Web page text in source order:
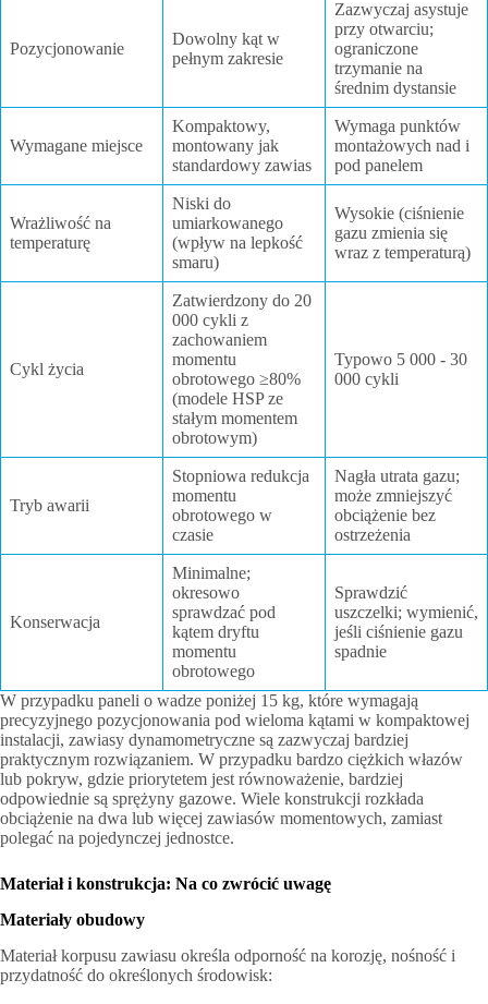
Pozycjonowanie
Dowolny kąt w
pełnym zakresie
Zazwyczaj asystuje
przy otwarciu;
ograniczone
trzymanie na
średnim dystansie
Wymagane miejsce
Kompaktowy,
montowany jak
standardowy zawias
Wymaga punktów
montażowych nad i
pod panelem
Wrażliwość na
temperaturę
Niski do
umiarkowanego
(wpływ na lepkość
smaru)
Wysokie (ciśnienie
gazu zmienia się
wraz z temperaturą)
Cykl życia
Zatwierdzony do 20
000 cykli z
zachowaniem
momentu
obrotowego ≥80%
(modele HSP ze
stałym momentem
obrotowym)
Typowo 5 000 - 30
000 cykli
Tryb awarii
Stopniowa redukcja
momentu
obrotowego w
czasie
Nagła utrata gazu;
może zmniejszyć
obciążenie bez
ostrzeżenia
Konserwacja
Minimalne;
okresowo
sprawdzać pod
kątem dryftu
momentu
obrotowego
Sprawdzić
uszczelki; wymienić,
jeśli ciśnienie gazu
spadnie
W przypadku paneli o wadze poniżej 15 kg, które wymagają
precyzyjnego pozycjonowania pod wieloma kątami w kompaktowej
instalacji, zawiasy dynamometryczne są zazwyczaj bardziej
praktycznym rozwiązaniem. W przypadku bardzo ciężkich włazów
lub pokryw, gdzie priorytetem jest równoważenie, bardziej
odpowiednie są sprężyny gazowe. Wiele konstrukcji rozkłada
obciążenie na dwa lub więcej zawiasów momentowych, zamiast
polegać na pojedynczej jednostce.
Materiał i konstrukcja: Na co zwrócić uwagę
Materiały obudowy
Materiał korpusu zawiasu określa odporność na korozję, nośność i
przydatność do określonych środowisk: